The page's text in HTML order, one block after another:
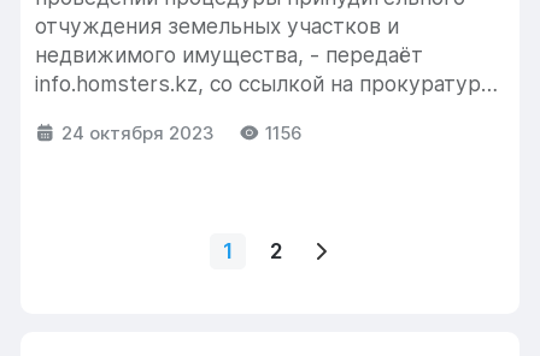
отчуждения земельных участков и
недвижимого имущества, - передаёт
info.homsters.kz, со ссылкой на прокуратуру
Должностные лица Отдела ЖКХ...
24 октября 2023 1156
1 2